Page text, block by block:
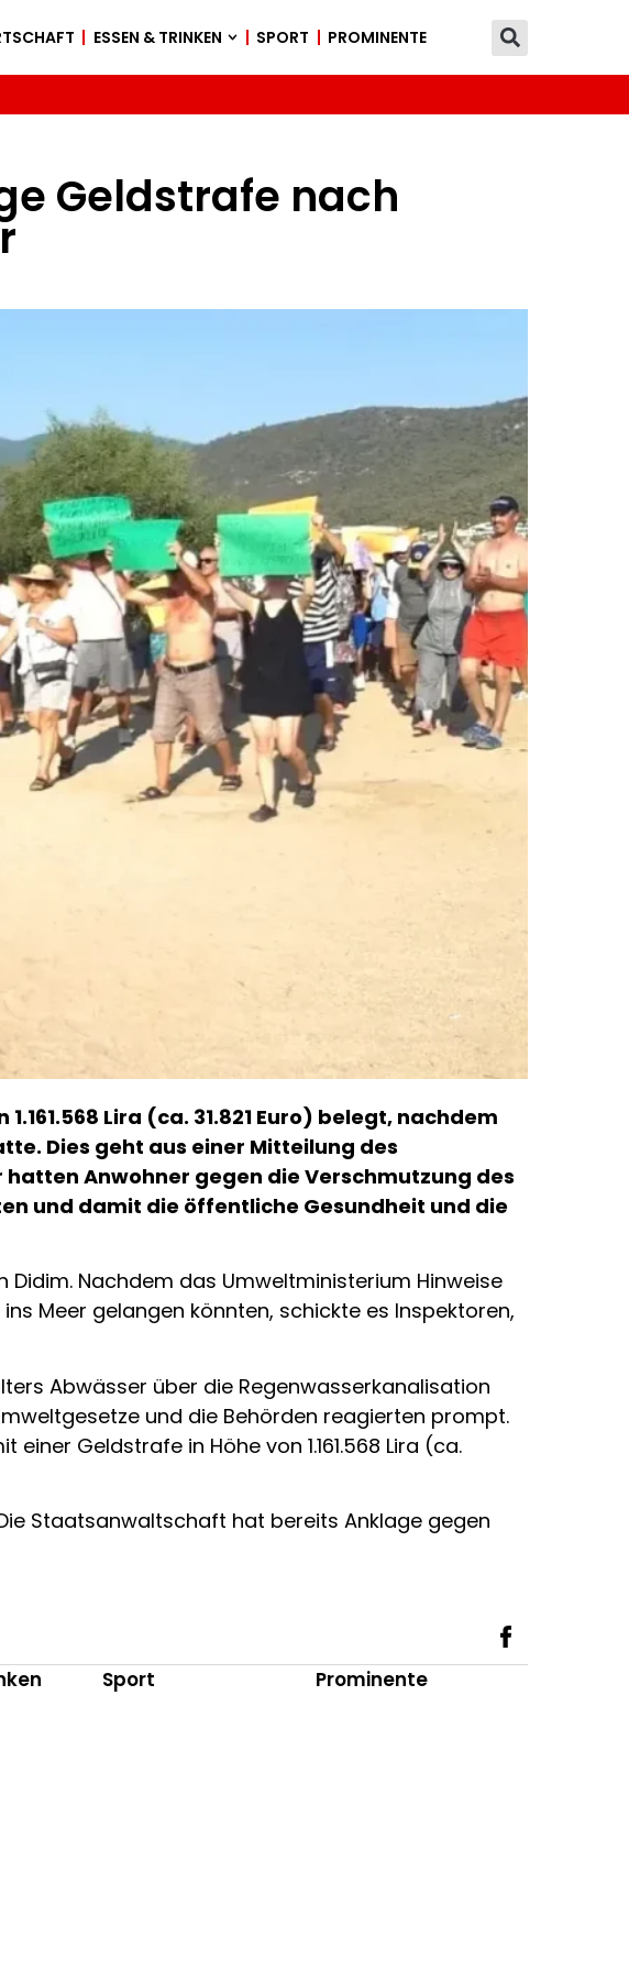
ESSEN & TRINKEN SPORT PROMINENTE
Geldstrafe nach
Lira (ca. 31.821 Euro) belegt, nachdem
Dies geht aus einer Mitteilung des
Anwohner gegen die Verschmutzung des
und damit die öffentliche Gesundheit und die
Nachdem das Umweltministerium Hinweise
Meer gelangen könnten, schickte es Inspektoren,
Abwässer über die Regenwasserkanalisation
und die Behörden reagierten prompt.
Geldstrafe in Höhe von 1.161.568 Lira (ca.
Staatsanwaltschaft hat bereits Anklage gegen
Sport Prominente